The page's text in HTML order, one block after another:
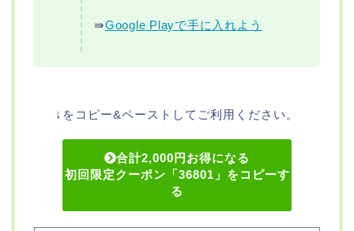
⇛Google Playで手に入れよう
↓をコピー&ペーストしてご利用ください。
合計2,000円お得になる
初回限定クーポン「36801」をコピーす
る